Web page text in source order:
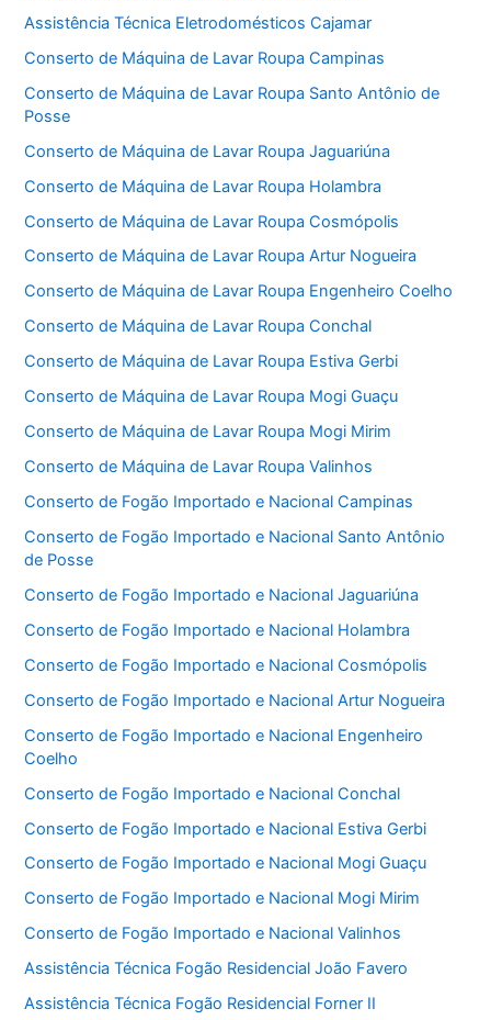
Assistência Técnica Eletrodomésticos Cajamar
Conserto de Máquina de Lavar Roupa Campinas
Conserto de Máquina de Lavar Roupa Santo Antônio de
Posse
Conserto de Máquina de Lavar Roupa Jaguariúna
Conserto de Máquina de Lavar Roupa Holambra
Conserto de Máquina de Lavar Roupa Cosmópolis
Conserto de Máquina de Lavar Roupa Artur Nogueira
Conserto de Máquina de Lavar Roupa Engenheiro Coelho
Conserto de Máquina de Lavar Roupa Conchal
Conserto de Máquina de Lavar Roupa Estiva Gerbi
Conserto de Máquina de Lavar Roupa Mogi Guaçu
Conserto de Máquina de Lavar Roupa Mogi Mirim
Conserto de Máquina de Lavar Roupa Valinhos
Conserto de Fogão Importado e Nacional Campinas
Conserto de Fogão Importado e Nacional Santo Antônio
de Posse
Conserto de Fogão Importado e Nacional Jaguariúna
Conserto de Fogão Importado e Nacional Holambra
Conserto de Fogão Importado e Nacional Cosmópolis
Conserto de Fogão Importado e Nacional Artur Nogueira
Conserto de Fogão Importado e Nacional Engenheiro
Coelho
Conserto de Fogão Importado e Nacional Conchal
Conserto de Fogão Importado e Nacional Estiva Gerbi
Conserto de Fogão Importado e Nacional Mogi Guaçu
Conserto de Fogão Importado e Nacional Mogi Mirim
Conserto de Fogão Importado e Nacional Valinhos
Assistência Técnica Fogão Residencial João Favero
Assistência Técnica Fogão Residencial Forner II